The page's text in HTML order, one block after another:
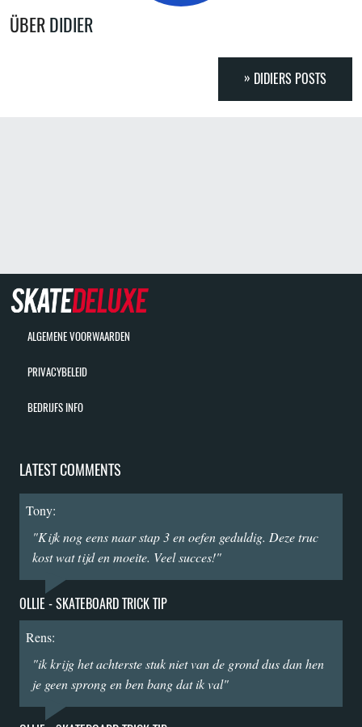
ÜBER DIDIER
DIDIERS POSTS
ALGEMENE VOORWAARDEN
PRIVACYBELEID
BEDRIJFS INFO
LATEST COMMENTS
Tony:
"Kijk nog eens naar stap 3 en oefen geduldig. Deze truc
kost wat tijd en moeite. Veel succes!"
OLLIE - SKATEBOARD TRICK TIP
Rens:
"ik krijg het achterste stuk niet van de grond dus dan hen
je geen sprong en ben bang dat ik val"